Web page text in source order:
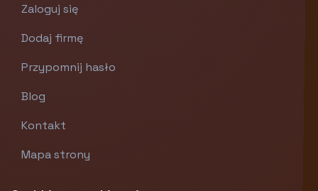
Zaloguj się
Dodaj firmę
Przypomnij hasło
Blog
Kontakt
Mapa strony